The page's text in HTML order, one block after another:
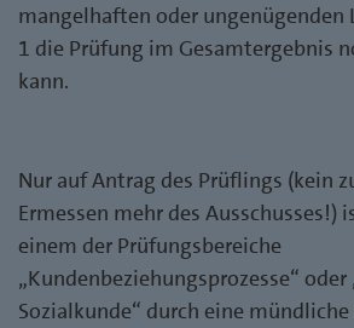
mangelhaften oder ungenügenden
1 die Prüfung im Gesamtergebnis
kann.
Nur auf Antrag des Prüflings (kein
Ermessen mehr des Ausschusses!)
einem der Prüfungsbereiche
„Kundenbeziehungsprozesse“
Sozialkunde“ durch eine